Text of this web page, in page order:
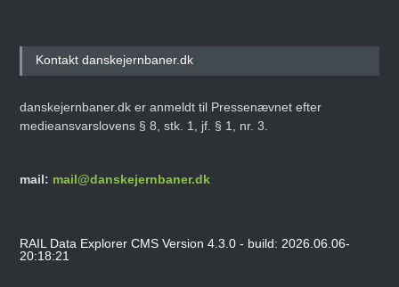
Kontakt danskejernbaner.dk
danskejernbaner.dk er anmeldt til Pressenævnet efter
medieansvarslovens § 8, stk. 1, jf. § 1, nr. 3.
mail: mail@danskejernbaner.dk
RAIL Data Explorer CMS Version 4.3.0 - build: 2026.06.06-
20:18:21